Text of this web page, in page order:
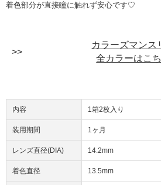
着色部分が直接瞳に触れず安心です♡
カラーズマンス
全カラーはこ
内容 1箱2枚入り
装用期間 1ヶ月
レンズ直径(DIA) 14.2mm
着色直径 13.5mm